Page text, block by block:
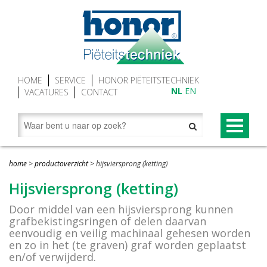
HOME SERVICE
HONOR PIËTEITSTECHNIEK
VACATURES
CONTACT NL EN
PRODUCTEN
Grafgroenraam
Grafbekisting aluminium
Looproosters (grafomranding)
NOVUM®-XV premium begraaftoestel
Baarwagen NOVUM®
Lessenaar (spreekgestoelte) NOVUM®
home >productoverzicht>hijsviersprong (ketting)
Hijsviersprong (ketting)
Door middel van een hijsviersprong kunnen
grafbekistingsringen of delen daarvan
eenvoudig en veilig machinaal gehesen worden
en zo in het (te graven) graf worden geplaatst
en/of verwijderd.